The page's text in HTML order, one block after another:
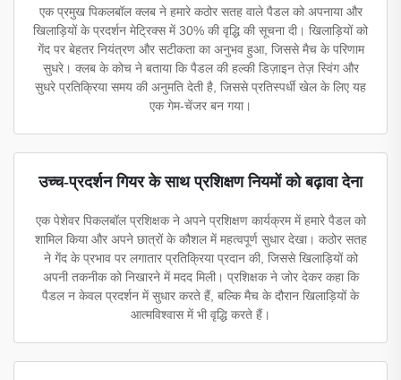
एक प्रमुख पिकलबॉल क्लब ने हमारे कठोर सतह वाले पैडल को अपनाया और
खिलाड़ियों के प्रदर्शन मेट्रिक्स में 30% की वृद्धि की सूचना दी। खिलाड़ियों को
गेंद पर बेहतर नियंत्रण और सटीकता का अनुभव हुआ, जिससे मैच के परिणाम
सुधरे। क्लब के कोच ने बताया कि पैडल की हल्की डिज़ाइन तेज़ स्विंग और
सुधरे प्रतिक्रिया समय की अनुमति देती है, जिससे प्रतिस्पर्धी खेल के लिए यह
एक गेम-चेंजर बन गया।
उच्च-प्रदर्शन गियर के साथ प्रशिक्षण नियमों को बढ़ावा देना
एक पेशेवर पिकलबॉल प्रशिक्षक ने अपने प्रशिक्षण कार्यक्रम में हमारे पैडल को
शामिल किया और अपने छात्रों के कौशल में महत्वपूर्ण सुधार देखा। कठोर सतह
ने गेंद के प्रभाव पर लगातार प्रतिक्रिया प्रदान की, जिससे खिलाड़ियों को
अपनी तकनीक को निखारने में मदद मिली। प्रशिक्षक ने जोर देकर कहा कि
पैडल न केवल प्रदर्शन में सुधार करते हैं, बल्कि मैच के दौरान खिलाड़ियों के
आत्मविश्वास में भी वृद्धि करते हैं।